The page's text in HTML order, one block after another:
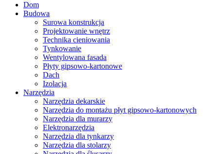
Marcus blog
Stavebné profily, náradie, izolácie
Dom
Budowa
Surowa konstrukcja
Projektowanie wnętrz
Technika cieniowania
Tynkowanie
Wentylowana fasada
Płyty gipsowo-kartonowe
Dach
Izolacja
Narzędzia
Narzędzia dekarskie
Narzędzia do montażu płyt gipsowo-kartonowych
Narzędzia dla murarzy
Elektronarzędzia
Narzędzia dla tynkarzy
Narzędzia dla stolarzy